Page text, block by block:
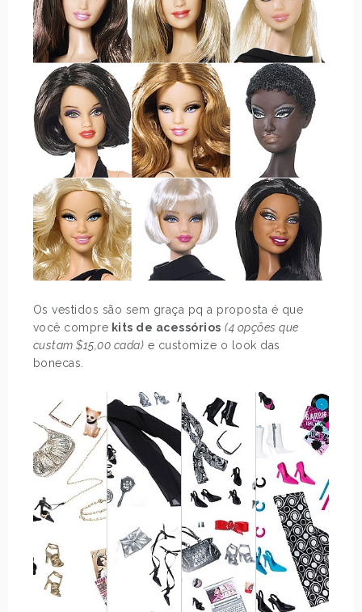
Os vestidos são sem graça pq a proposta é que
você compre kits de acessórios (4 opções que
custam $15,00 cada) e customize o look das
bonecas.